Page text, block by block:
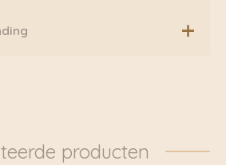
geworteld in Scandinavische
voor mannen.
fiets bezorgd. Klik voor meer
producten